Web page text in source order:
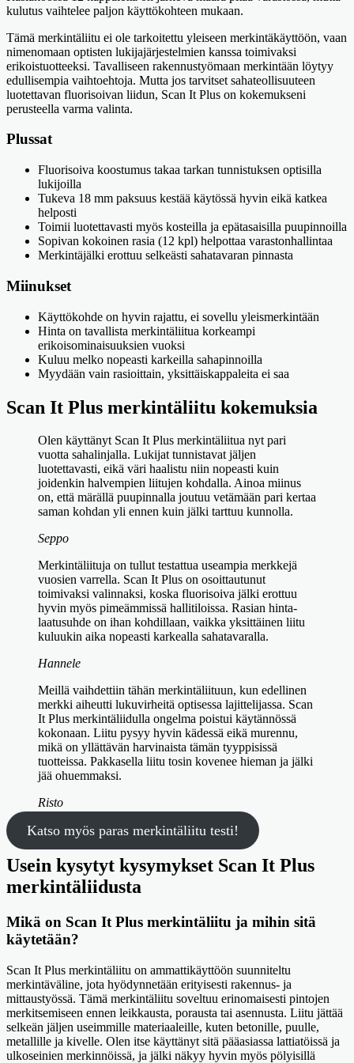
kulutus vaihtelee paljon käyttökohteen mukaan.
Tämä merkintäliitu ei ole tarkoitettu yleiseen merkintäkäyttöön, vaan
nimenomaan optisten lukijajärjestelmien kanssa toimivaksi
erikoistuotteeksi. Tavalliseen rakennustyömaan merkintään löytyy
edullisempia vaihtoehtoja. Mutta jos tarvitset sahateollisuuteen
luotettavan fluorisoivan liidun, Scan It Plus on kokemukseni
perusteella varma valinta.
Plussat
Fluorisoiva koostumus takaa tarkan tunnistuksen optisilla
lukijoilla
Tukeva 18 mm paksuus kestää käytössä hyvin eikä katkea
helposti
Toimii luotettavasti myös kosteilla ja epätasaisilla puupinnoilla
Sopivan kokoinen rasia (12 kpl) helpottaa varastonhallintaa
Merkintäjälki erottuu selkeästi sahatavaran pinnasta
Miinukset
Käyttökohde on hyvin rajattu, ei sovellu yleismerkintään
Hinta on tavallista merkintäliitua korkeampi
erikoisominaisuuksien vuoksi
Kuluu melko nopeasti karkeilla sahapinnoilla
Myydään vain rasioittain, yksittäiskappaleita ei saa
Scan It Plus merkintäliitu kokemuksia
Olen käyttänyt Scan It Plus merkintäliitua nyt pari
vuotta sahalinjalla. Lukijat tunnistavat jäljen
luotettavasti, eikä väri haalistu niin nopeasti kuin
joidenkin halvempien liitujen kohdalla. Ainoa miinus
on, että märällä puupinnalla joutuu vetämään pari kertaa
saman kohdan yli ennen kuin jälki tarttuu kunnolla.
Seppo
Merkintäliituja on tullut testattua useampia merkkejä
vuosien varrella. Scan It Plus on osoittautunut
toimivaksi valinnaksi, koska fluorisoiva jälki erottuu
hyvin myös pimeämmissä hallitiloissa. Rasian hinta-
laatusuhde on ihan kohdillaan, vaikka yksittäinen liitu
kuluukin aika nopeasti karkealla sahatavaralla.
Hannele
Meillä vaihdettiin tähän merkintäliituun, kun edellinen
merkki aiheutti lukuvirheitä optisessa lajittelijassa. Scan
It Plus merkintäliidulla ongelma poistui käytännössä
kokonaan. Liitu pysyy hyvin kädessä eikä murennu,
mikä on yllättävän harvinaista tämän tyyppisissä
tuotteissa. Pakkasella liitu tosin kovenee hieman ja jälki
jää ohuemmaksi.
Risto
Katso myös paras merkintäliitu testi!
Usein kysytyt kysymykset Scan It Plus
merkintäliidusta
Mikä on Scan It Plus merkintäliitu ja mihin sitä
käytetään?
Scan It Plus merkintäliitu on ammattikäyttöön suunniteltu
merkintäväline, jota hyödynnetään erityisesti rakennus- ja
mittaustyössä. Tämä merkintäliitu soveltuu erinomaisesti pintojen
merkitsemiseen ennen leikkausta, porausta tai asennusta. Liitu jättää
selkeän jäljen useimmille materiaaleille, kuten betonille, puulle,
metallille ja kivelle. Olen itse käyttänyt sitä pääasiassa lattiatöissä ja
ulkoseinien merkinnöissä, ja jälki näkyy hyvin myös pölyisillä